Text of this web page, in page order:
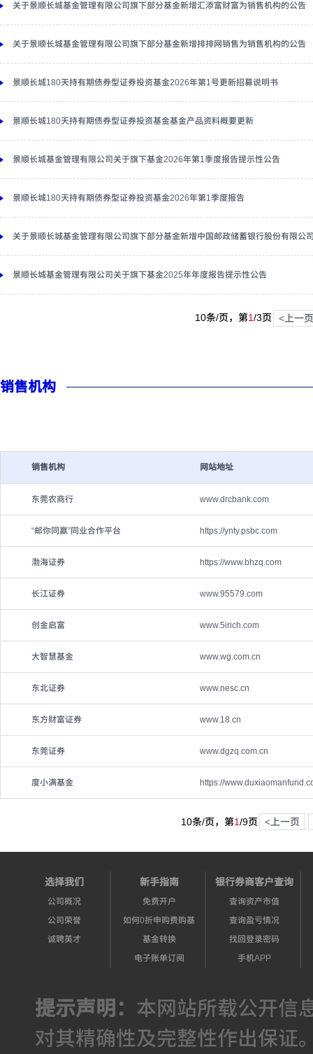
关于景顺长城基金管理有限公司旗下部分基金新增汇添富财富为销售机构的公告
关于景顺长城基金管理有限公司旗下部分基金新增排排网销售为销售机构的公告
景顺长城180天持有期债券型证券投资基金2026年第1号更新招募说明书
景顺长城180天持有期债券型证券投资基金基金产品资料概要更新
景顺长城基金管理有限公司关于旗下基金2026年第1季度报告提示性公告
景顺长城180天持有期债券型证券投资基金2026年第1季度报告
关于景顺长城基金管理有限公司旗下部分基金新增中国邮政储蓄银行股份有限公
景顺长城基金管理有限公司关于旗下基金2025年年度报告提示性公告
10条/页，第1/3页 <上一页
销售机构
销售机构 网站地址
东莞农商行 www.drcbank.com
“邮你同赢”同业合作平台 https://ynty.psbc.com
渤海证券 https://www.bhzq.com
长江证券 www.95579.com
创金启富 www.5irich.com
大智慧基金 www.wg.com.cn
东北证券 www.nesc.cn
东方财富证券 www.18.cn
东莞证券 www.dgzq.com.cn
度小满基金 https://
10条/页，第1/9页 <上一页
选择我们
公司概况
公司荣誉
诚聘英才
新手指南
免费开户
如何0折申购费购基
基金转换
电子账单订阅
银行券商客户查询
查询资产市值
查询盈亏情况
找回登录密码
手机APP
提示声明： 本网站所载公开信
对其精确性及完整性作出保证